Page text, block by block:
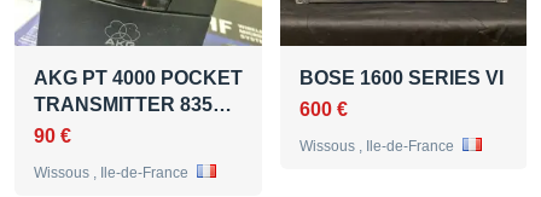
AKG PT 4000 POCKET
TRANSMITTER 835…
90 €
Wissous , Ile-de-France
BOSE 1600 SERIES VI
600 €
Wissous , Ile-de-France